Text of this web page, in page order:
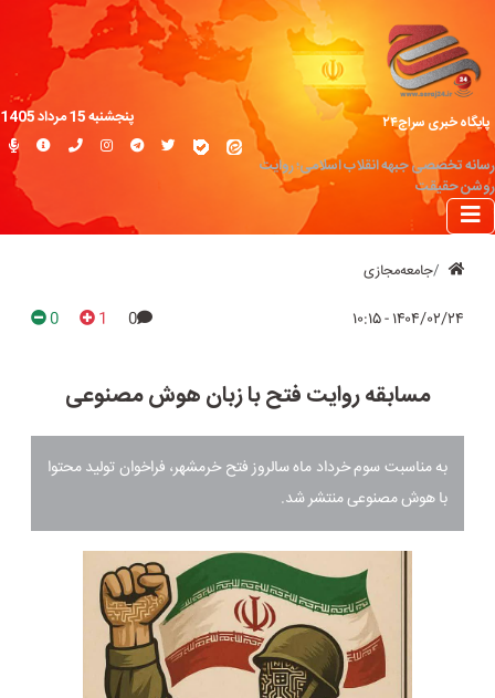
پایگاه خبری سراج۲۴
رسانه تخصصی جبهه انقلاب اسلامی؛ روایت
روشن حقیقت
پنجشنبه 15 مرداد 1405
جامعه‌مجازی
۱۴۰۴/۰۲/۲۴ - ۱۰:۱۵ 0
1
0
مسابقه روایت فتح با زبان هوش مصنوعی
به مناسبت سوم خرداد ماه سالروز فتح خرمشهر، فراخوان تولید محتوا
با هوش مصنوعی منتشر شد.